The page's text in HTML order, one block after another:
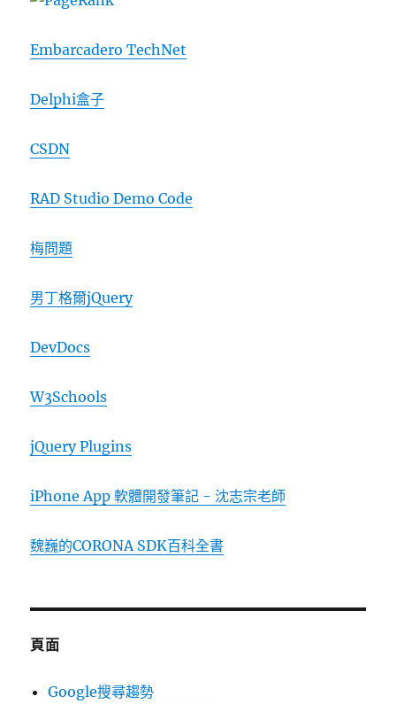
Embarcadero TechNet
Delphi盒子
CSDN
RAD Studio Demo Code
梅問題
男丁格爾jQuery
DevDocs
W3Schools
jQuery Plugins
iPhone App 軟體開發筆記 - 沈志宗老師
魏巍的CORONA SDK百科全書
頁面
Google搜尋趨勢